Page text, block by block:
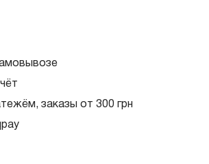
заказы от 300 грн